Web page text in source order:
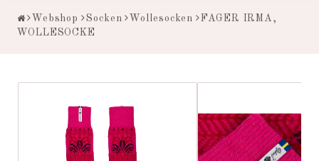
Webshop Socken Wollesocken
FAGER IRMA,
WOLLESOCKE